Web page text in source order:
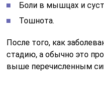
Боли в мышцах и
Тошнота.
После того, как
стадию, а обычно это
выше перечисленным